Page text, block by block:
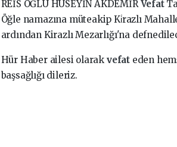
REİS OĞLU HÜSEYİN AKDEMİRVefat
Öğle namazına müteakip Ki̇razlı
ardından Kirazlı Mezarlığı'na
Hür Haber ailesi olarak vefat eden
başsağlığı dileriz.